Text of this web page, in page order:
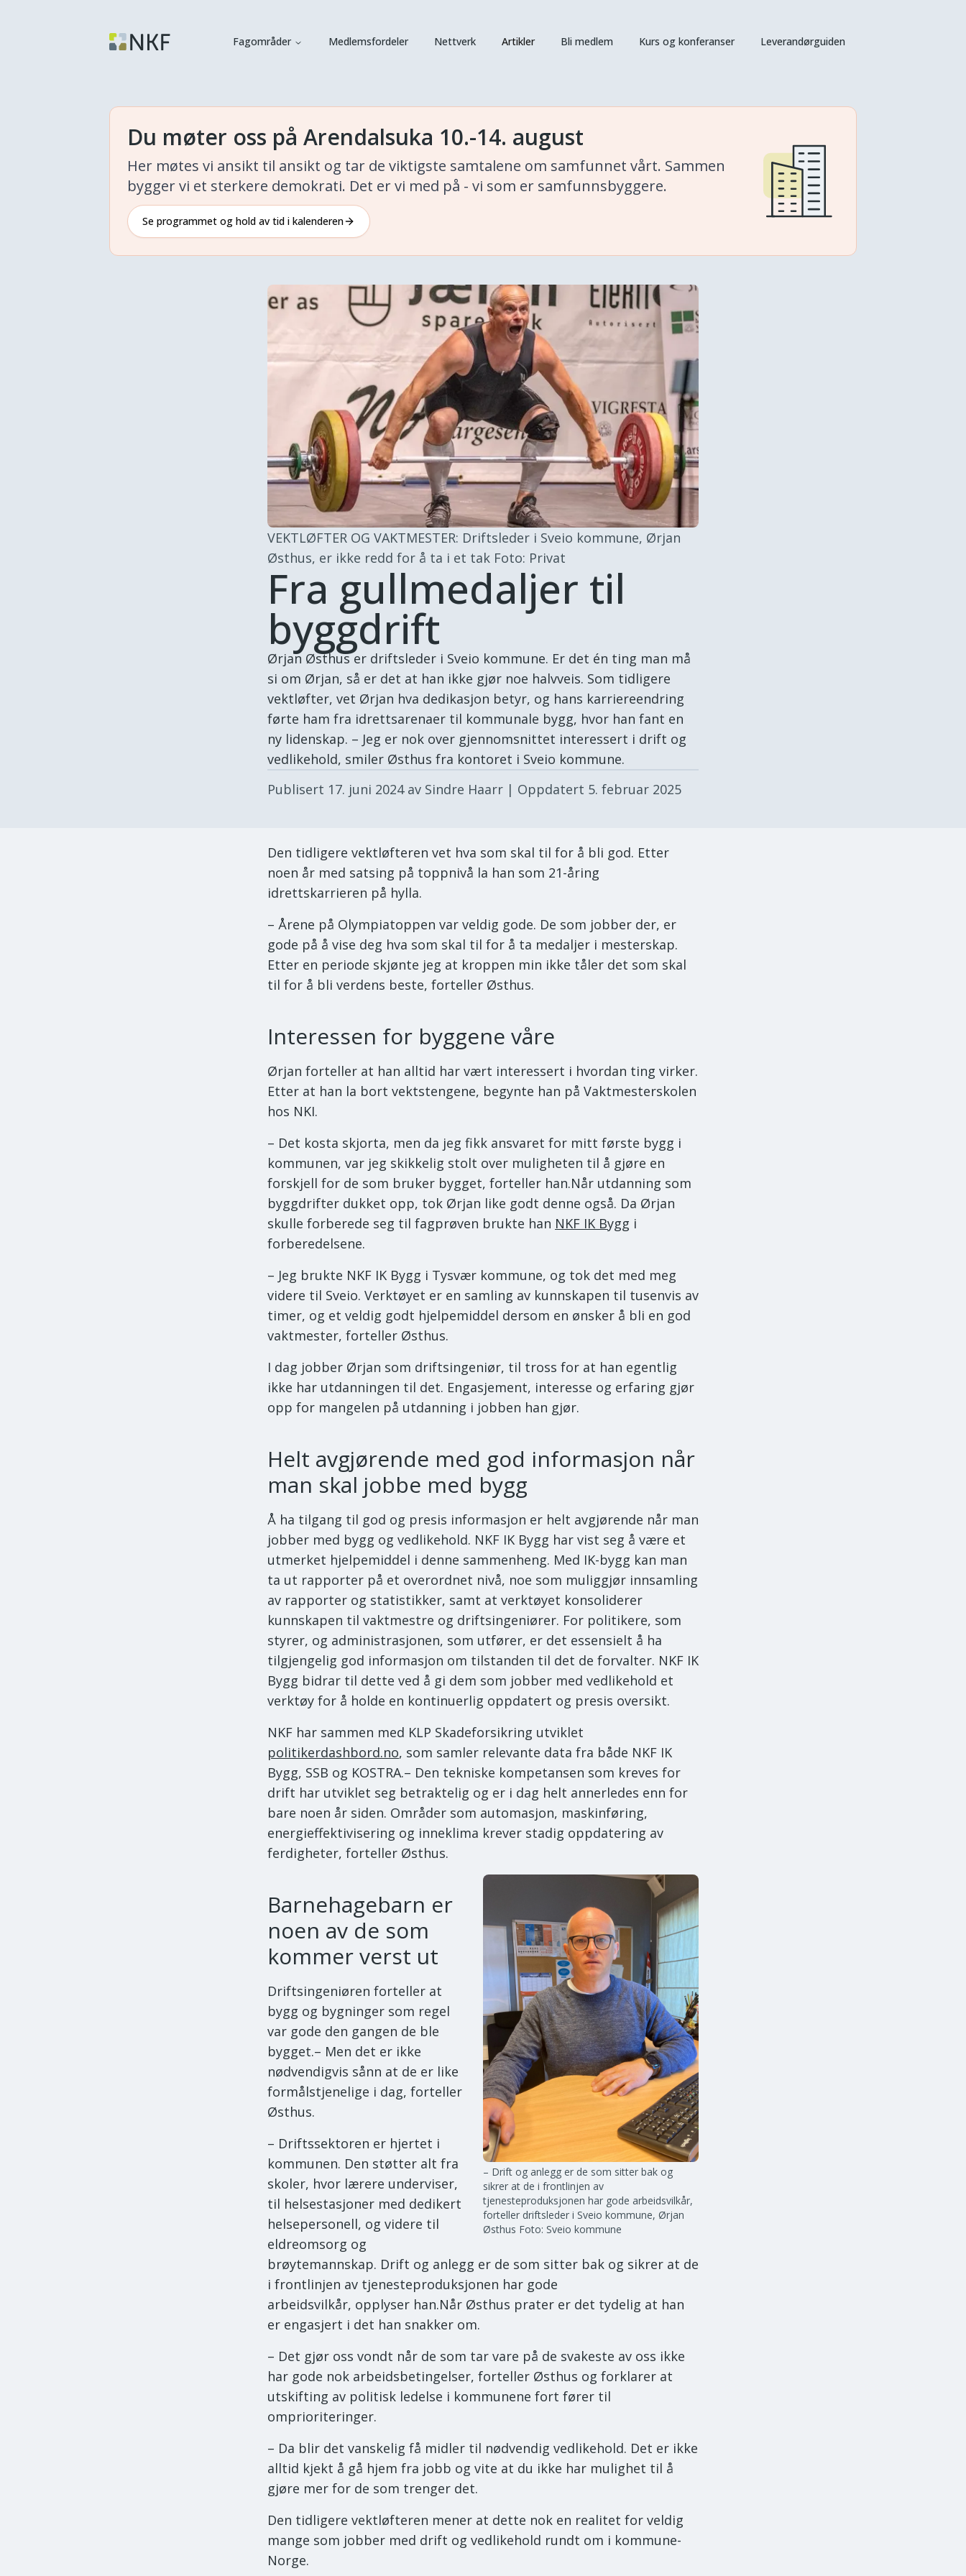
Fagområder Medlemsfordeler Nettverk Artikler Bli medlem Kurs og konferanser Leverandørguiden
Du møter oss på Arendalsuka 10.-14. august
Her møtes vi ansikt til ansikt og tar de viktigste samtalene om samfunnet vårt. Sammen
bygger vi et sterkere demokrati. Det er vi med på - vi som er samfunnsbyggere.
Se programmet og hold av tid i kalenderen
VEKTLØFTER OG VAKTMESTER: Driftsleder i Sveio kommune, Ørjan
Østhus, er ikke redd for å ta i et tak Foto: Privat
Fra gullmedaljer til
byggdrift
Ørjan Østhus er driftsleder i Sveio kommune. Er det én ting man må
si om Ørjan, så er det at han ikke gjør noe halvveis. Som tidligere
vektløfter, vet Ørjan hva dedikasjon betyr, og hans karriereendring
førte ham fra idrettsarenaer til kommunale bygg, hvor han fant en
ny lidenskap. – Jeg er nok over gjennomsnittet interessert i drift og
vedlikehold, smiler Østhus fra kontoret i Sveio kommune.
Publisert 17. juni 2024av Sindre Haarr | Oppdatert 5. februar 2025
Den tidligere vektløfteren vet hva som skal til for å bli god. Etter
noen år med satsing på toppnivå la han som 21-åring
idrettskarrieren på hylla.
– Årene på Olympiatoppen var veldig gode. De som jobber der, er
gode på å vise deg hva som skal til for å ta medaljer i mesterskap.
Etter en periode skjønte jeg at kroppen min ikke tåler det som skal
til for å bli verdens beste, forteller Østhus.
Interessen for byggene våre
Ørjan forteller at han alltid har vært interessert i hvordan ting virker.
Etter at han la bort vektstengene, begynte han på Vaktmesterskolen
hos NKI.
– Det kosta skjorta, men da jeg fikk ansvaret for mitt første bygg i
kommunen, var jeg skikkelig stolt over muligheten til å gjøre en
forskjell for de som bruker bygget, forteller han.Når utdanning som
byggdrifter dukket opp, tok Ørjan like godt denne også. Da Ørjan
skulle forberede seg til fagprøven brukte han NKF IK Bygg i
forberedelsene.
– Jeg brukte NKF IK Bygg i Tysvær kommune, og tok det med meg
videre til Sveio. Verktøyet er en samling av kunnskapen til tusenvis av
timer, og et veldig godt hjelpemiddel dersom en ønsker å bli en god
vaktmester, forteller Østhus.
I dag jobber Ørjan som driftsingeniør, til tross for at han egentlig
ikke har utdanningen til det. Engasjement, interesse og erfaring gjør
opp for mangelen på utdanning i jobben han gjør.
Helt avgjørende med god informasjon når
man skal jobbe med bygg
Å ha tilgang til god og presis informasjon er helt avgjørende når man
jobber med bygg og vedlikehold. NKF IK Bygg har vist seg å være et
utmerket hjelpemiddel i denne sammenheng. Med IK-bygg kan man
ta ut rapporter på et overordnet nivå, noe som muliggjør innsamling
av rapporter og statistikker, samt at verktøyet konsoliderer
kunnskapen til vaktmestre og driftsingeniører. For politikere, som
styrer, og administrasjonen, som utfører, er det essensielt å ha
tilgjengelig god informasjon om tilstanden til det de forvalter. NKF IK
Bygg bidrar til dette ved å gi dem som jobber med vedlikehold et
verktøy for å holde en kontinuerlig oppdatert og presis oversikt.
NKF har sammen med KLP Skadeforsikring utviklet
politikerdashbord.no, som samler relevante data fra både NKF IK
Bygg, SSB og KOSTRA.– Den tekniske kompetansen som kreves for
drift har utviklet seg betraktelig og er i dag helt annerledes enn for
bare noen år siden. Områder som automasjon, maskinføring,
energieffektivisering og inneklima krever stadig oppdatering av
ferdigheter, forteller Østhus.
– Drift og anlegg er de som sitter bak og
sikrer at de i frontlinjen av
tjenesteproduksjonen har gode arbeidsvilkår,
forteller driftsleder i Sveio kommune, Ørjan
Østhus Foto: Sveio kommune
Barnehagebarn er
noen av de som
kommer verst ut
Driftsingeniøren forteller at
bygg og bygninger som regel
var gode den gangen de ble
bygget.– Men det er ikke
nødvendigvis sånn at de er like
formålstjenelige i dag, forteller
Østhus.
– Driftssektoren er hjertet i
kommunen. Den støtter alt fra
skoler, hvor lærere underviser,
til helsestasjoner med dedikert
helsepersonell, og videre til
eldreomsorg og
brøytemannskap. Drift og anlegg er de som sitter bak og sikrer at de
i frontlinjen av tjenesteproduksjonen har gode
arbeidsvilkår, opplyser han.Når Østhus prater er det tydelig at han
er engasjert i det han snakker om.
– Det gjør oss vondt når de som tar vare på de svakeste av oss ikke
har gode nok arbeidsbetingelser, forteller Østhus og forklarer at
utskifting av politisk ledelse i kommunene fort fører til
omprioriteringer.
– Da blir det vanskelig få midler til nødvendig vedlikehold. Det er ikke
alltid kjekt å gå hjem fra jobb og vite at du ikke har mulighet til å
gjøre mer for de som trenger det.
Den tidligere vektløfteren mener at dette nok en realitet for veldig
mange som jobber med drift og vedlikehold rundt om i kommune-
Norge.